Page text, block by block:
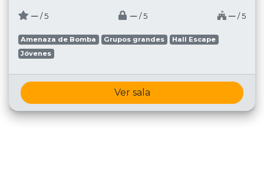
─ / 5 ─ / 5 ─ / 5
Amenaza de Bomba Grupos grandes
Hall Escape
Jóvenes
Ver sala